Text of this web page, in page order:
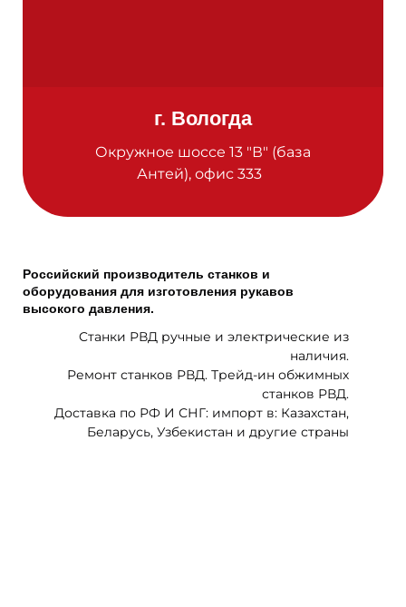
г. Вологда
Окружное шоссе 13 "В" (база
Антей), офис 333
Cтанки РВД ручные и электрические из
наличия.
Ремонт станков РВД. Трейд-ин обжимных
станков РВД.
Доставка по РФ И СНГ: импорт в: Казахстан,
Беларусь, Узбекистан и другие страны
Российский производитель станков и
оборудования для изготовления рукавов
высокого давления.